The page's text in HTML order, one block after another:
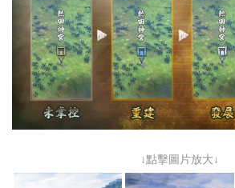
↓點擊圖片放大↓